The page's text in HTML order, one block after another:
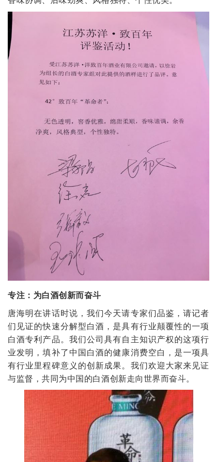
专注：为白酒创新而奋斗
唐海明在讲话时说，我们今天请专家们品鉴，请记者
们见证的快速分解型白酒，是具有行业颠覆性的一项
白酒专利产品。我们公司具有自主知识产权的这项行
业发明，填补了中国白酒的健康消费空白，是一项具
有行业里程碑意义的创新成果。我们欢迎大家来见证
与监督，共同为中国的白酒创新走向世界而奋斗。